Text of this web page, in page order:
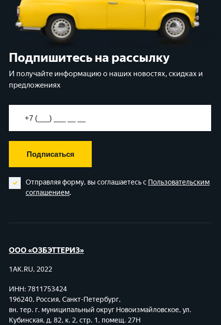
Подпишитесь на рассылку
И получайте информацию о наших новостях, скидках и
предложениях
Подписаться
Отправляя форму, вы соглашаетесь с Пользовательским
соглашением.
ООО «ОЗБЭТТЕРИЗ»
1AK.RU, 2022
ИНН: 7811753424
196240, Россия, Санкт-Петербург,
вн. тер. г. муниципальный округ Новоизмайловское, ул.
Кубинская, д. 82, к. 2, стр. 1, помещ. 27Н